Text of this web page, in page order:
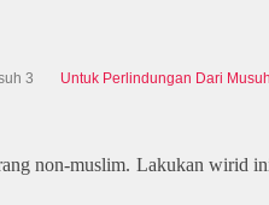
3 Untuk Perlindungan Dari
non-muslim. Lakukan wirid